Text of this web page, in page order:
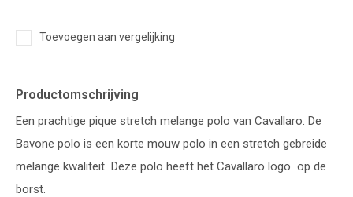
Toevoegen aan vergelijking
Productomschrijving
Een prachtige pique stretch melange polo van Cavallaro. De
Bavone polo is een korte mouw polo in een stretch gebreide
melange kwaliteit Deze polo heeft het Cavallaro logo op de
borst.